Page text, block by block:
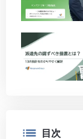
目次